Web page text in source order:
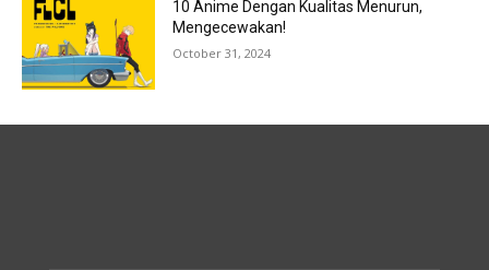
10 Anime Dengan Kualitas Menurun,
Mengecewakan!
October 31, 2024